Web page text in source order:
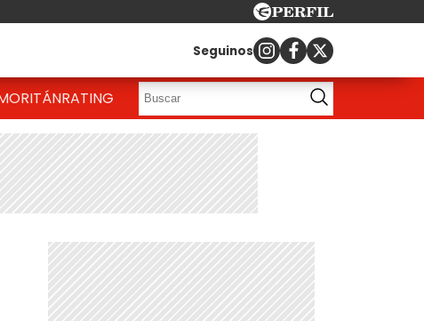
Seguinos
RATING